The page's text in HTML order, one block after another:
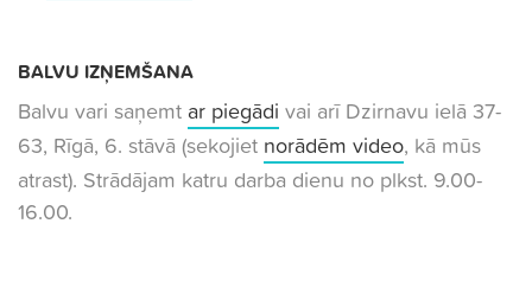
BALVU IZŅEMŠANA
Balvu vari saņemt ar piegādi vai arī Dzirnavu ielā 37-
63, Rīgā, 6. stāvā (sekojiet norādēm video, kā mūs
atrast). Strādājam katru darba dienu no plkst. 9.00-
16.00.